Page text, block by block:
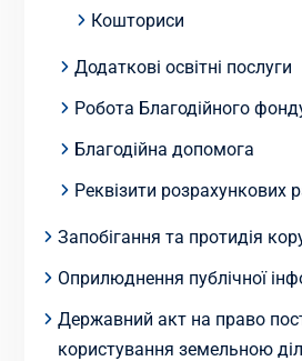
Кошториси
Додаткові освітні послуги
Робота Благодійного
Благодійна допомога
Реквізити розрахункових
Запобігання та протидія
Оприлюднення публічної
Державний акт на право
користування земельною